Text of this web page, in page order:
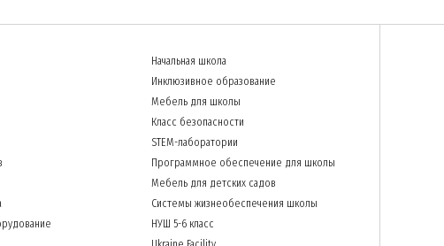
Начальная школа
Инклюзивное образование
Мебель для школы
Класс безопасности
STEM-лаборатории
Программное обеспечение для школы
Мебель для детских садов
Системы жизнеобеспечения школы
НУШ 5-6 класс